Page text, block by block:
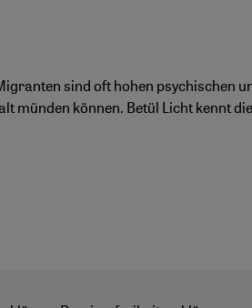
sind oft hohen psychischen
münden können. Betül Licht kennt